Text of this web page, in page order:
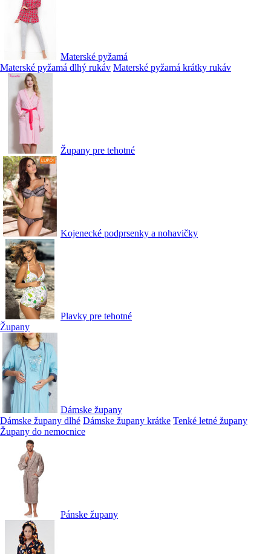
Materské pyžamá
Materské pyžamá dlhý rukáv Materské pyžamá krátky rukáv
Župany pre tehotné
Kojenecké podprsenky a nohavičky
Plavky pre tehotné
Župany
Dámske župany
Dámske župany dlhé Dámske župany krátke Tenké letné župany
Župany do nemocnice
Pánske župany